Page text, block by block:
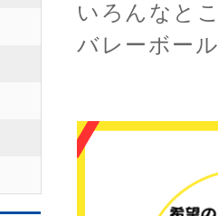
いろんなと
バレーボー